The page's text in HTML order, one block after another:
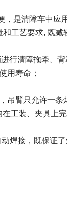
是清障车中应
工艺要求, 既减
行清障拖牵、背
用寿命；
吊臂只允许一条
工装、夹具上
焊接，既保证